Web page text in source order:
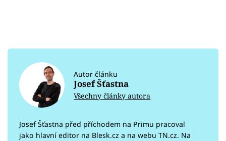
Autor článku
Josef Šťastna
Všechny články autora
Josef Šťastna před příchodem na Primu pracoval
jako hlavní editor na Blesk.cz a na webu TN.cz. Na